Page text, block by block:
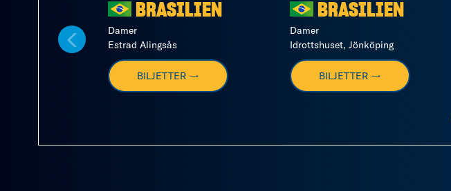
BRASILIEN
Damer
Estrad Alingsås
BILJETTER →
BRASILIEN
Damer
Idrottshuset, Jönköping
BILJETTER →